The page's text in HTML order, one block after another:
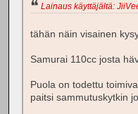
Lainaus käyttäjältä:
tähän näin visainen
Samurai 110cc josta
Puola on todettu
paitsi sammutuskytkin